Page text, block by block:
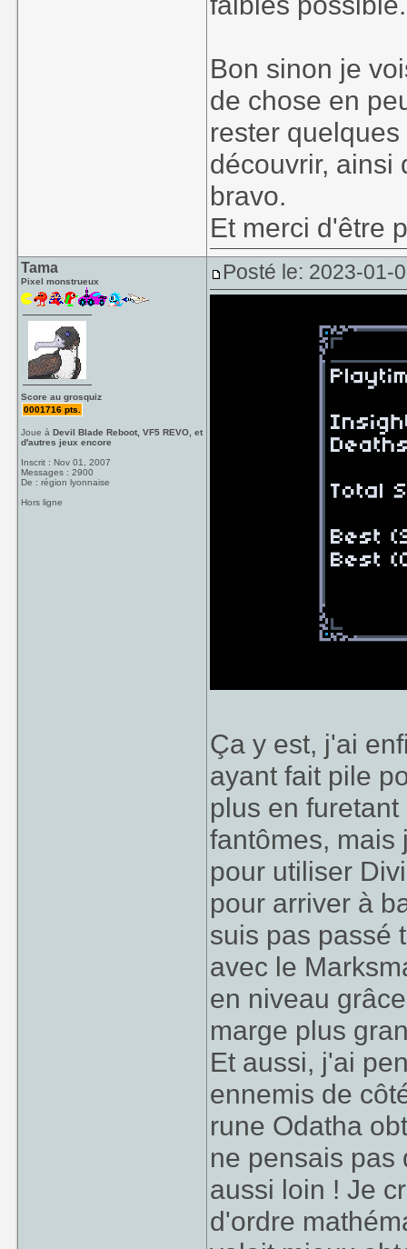
Bon sinon je
de chose en
rester
découvrir, ainsi
bravo.
Et merci d'être
Tama
Pixel monstrueux
Score au grosquiz
0001716 pts.
Joue àDevil Blade Reboot, VF5 REVO, et
d'autres jeux encore
Inscrit : Nov 01, 2007
Messages : 2900
De : région lyonnaise
Hors ligne
Posté le: 2023-01-
Ça y est, j'ai
ayant fait pile
plus en
fantômes, mais
pour utiliser
pour arriver à
suis pas passé
avec le
en niveau
marge plus
Et aussi, j'ai
ennemis de
rune Odatha
ne pensais pas
aussi loin ! Je
d'ordre